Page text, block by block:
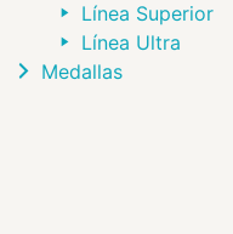
Línea Superior
Línea Ultra
Medallas